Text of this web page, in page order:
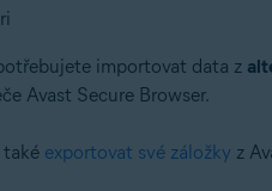
importovat data z
Avast Secure Browser.
také exportovat své záložky z